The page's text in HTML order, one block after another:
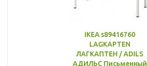
IKEA s89416760
LAGKAPTEN
ЛАГКАПТЕН / ADILS
АДИЛЬС Письменный